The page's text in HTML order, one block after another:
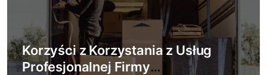
Korzyści z Korzystania z Usług
Profesjonalnej Firmy